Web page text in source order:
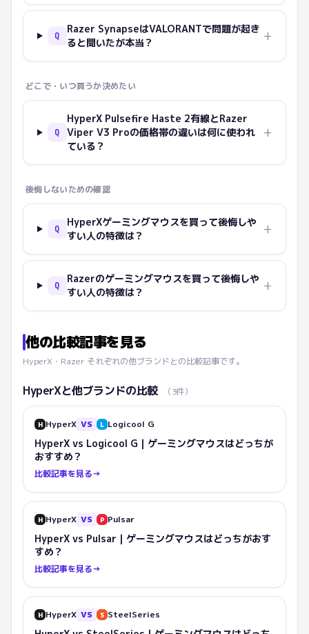
Q
Razer SynapseはVALORANTで問題が起き
ると聞いたが本当？
+
どこで・いつ買うか決めたい
Q
HyperX Pulsefire Haste 2有線とRazer
Viper V3 Proの価格帯の違いは何に使われ
ている？
+
後悔しないための確認
Q
HyperXゲーミングマウスを買って後悔しや
すい人の特徴は？
+
Q
Razerのゲーミングマウスを買って後悔しや
すい人の特徴は？
+
他の比較記事を見る
HyperX ・ Razer それぞれの他ブランドとの比較記事です。
HyperXと他ブランドの比較 （3件）
H HyperX VS L Logicool G
HyperX vs Logicool G｜ゲーミングマウスはどっちが
おすすめ？
比較記事を見る→
H HyperX VS P Pulsar
HyperX vs Pulsar｜ゲーミングマウスはどっちがおす
すめ？
比較記事を見る→
H HyperX VS S SteelSeries